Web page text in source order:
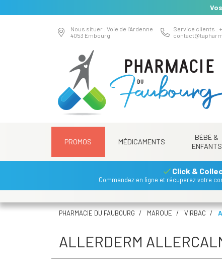
Nous situer : Voie de l’Ardenne
4053 Embourg
Service clients :
contact@
PROMOS MÉDICAMENTS
BÉBÉ &
ENFANTS
Click &
Commandez en ligne et récuperez votre
PHARMACIE DU FAUBOURG MARQUE VIRBAC
ALLERDERM